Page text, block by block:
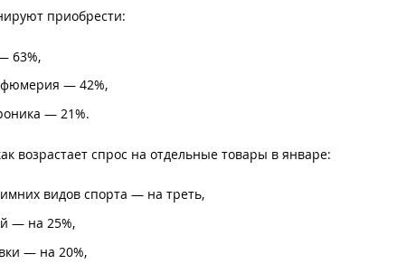
приобрести:
63%,
— 42%,
— 21%.
возрастает спрос на отдельные товары в январе:
видов спорта — на треть,
— на 25%,
— на 20%,